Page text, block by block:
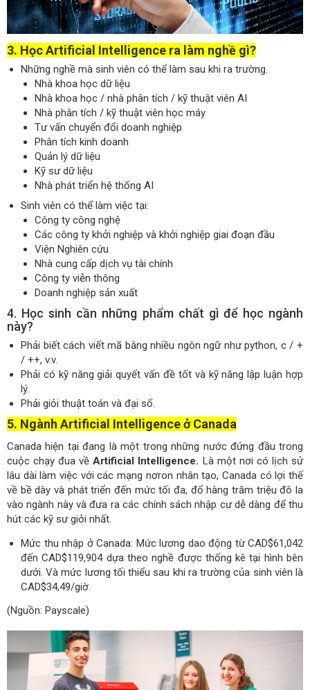
3. Học Artificial Intelligence ra làm nghề gì?
Những nghề mà sinh viên có thể làm sau khi ra trường.
Nhà khoa học dữ liệu
Nhà khoa học / nhà phân tích / kỹ thuật viên AI
Nhà phân tích / kỹ thuật viên học máy
Tư vấn chuyển đổi doanh nghiệp
Phân tích kinh doanh
Quản lý dữ liệu
Kỹ sư dữ liệu
Nhà phát triển hệ thống AI
Sinh viên có thể làm việc tại:
Công ty công nghệ
Các công ty khởi nghiệp và khởi nghiệp giai đoạn đầu
Viện Nghiên cứu
Nhà cung cấp dịch vụ tài chính
Công ty viễn thông
Doanh nghiệp sản xuất
4. Học sinh cần những phẩm chất gì để học ngành
này?
Phải biết cách viết mã bằng nhiều ngôn ngữ như python, c / +
/ ++, v.v.
Phải có kỹ năng giải quyết vấn đề tốt và kỹ năng lập luận hợp
lý.
Phải giỏi thuật toán và đại số.
5. Ngành Artificial Intelligence ở Canada
Canada hiện tại đang là một trong những nước đứng đầu trong
cuộc chạy đua vềArtificial Intelligence. Là một nơi có lịch sử
lâu dài làm việc với các mạng nơron nhân tạo, Canada có lợi thế
về bề dày và phát triển đến mức tối đa, đổ hàng trăm triệu đô la
vào ngành này và đưa ra các chính sách nhập cư dễ dàng để thu
hút các kỹ sư giỏi nhất.
Mức thu nhập ở Canada: Mức lương dao động từ CAD$61,042
đến CAD$119,904 dựa theo nghề được thống kê tại hình bên
dưới. Và mức lương tối thiểu sau khi ra trường của sinh viên là
CAD$34,49/giờ.
(Nguồn: Payscale)